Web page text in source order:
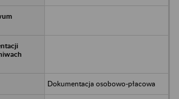
Dokumentacja osobowo-płacowa